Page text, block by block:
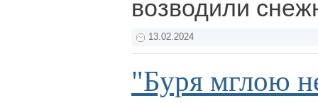
возводили
13.02.2024
"Буря мглою